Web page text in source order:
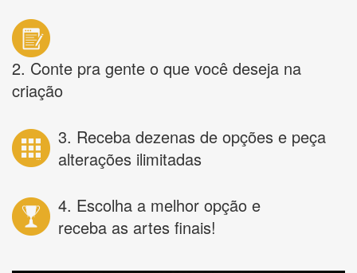
2. Conte pra gente o que você deseja na
criação
3. Receba dezenas de opções e peça
alterações ilimitadas
4. Escolha a melhor opção e
receba as artes finais!